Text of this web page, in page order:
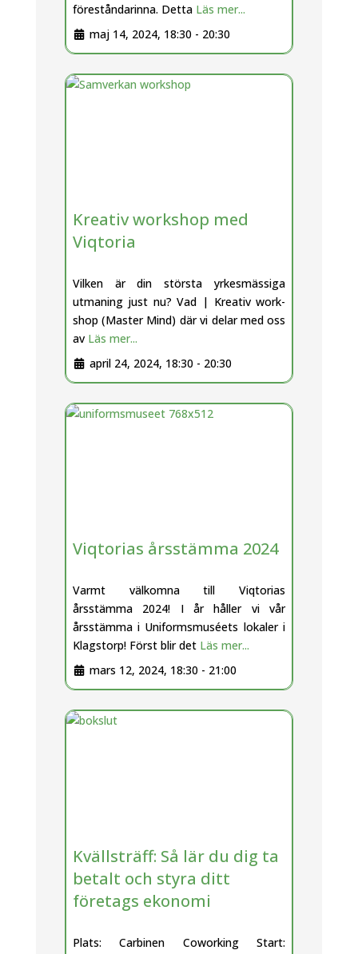
föreståndarinna. Detta Läs mer...
maj 14, 2024, 18:30 - 20:30
Kreativ workshop med
Viqtoria
Vilken är din största yrkesmässiga
utmaning just nu? Vad | Kreativ work-
shop (Master Mind) där vi delar med oss
av Läs mer...
april 24, 2024, 18:30 - 20:30
Viqtorias årsstämma 2024
Varmt välkomna till Viqtorias
årsstämma 2024! I år håller vi vår
årsstämma i Uniformsmuséets lokaler i
Klagstorp! Först blir det Läs mer...
mars 12, 2024, 18:30 - 21:00
Kvällsträff: Så lär du dig ta
betalt och styra ditt
företags ekonomi
Plats: Carbinen Coworking Start: